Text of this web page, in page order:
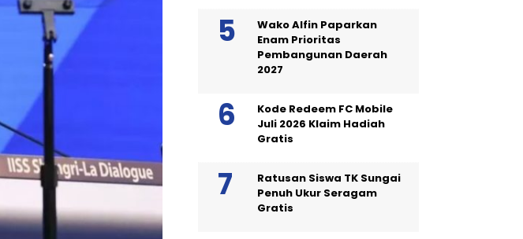
Wako Alfin Paparkan
Enam Prioritas
Pembangunan Daerah
2027
Kode Redeem FC Mobile
Juli 2026 Klaim Hadiah
Gratis
Ratusan Siswa TK Sungai
Penuh Ukur Seragam
Gratis